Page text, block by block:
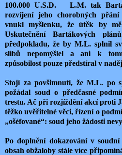
100.000 U.S.D. L.M. tak
rozvíjení jeho chorobných
vnukl myšlenku, že útěk by
Uskutečnění Bartákových
předpokladu, že by M.L. splnil
slibů nepomýšlel a ani k
způsobilost pouze předstíral v
Stojí za povšimnutí, že M.L. po
požádal soud o předčasné
trestu. Ač při rozjíždění akcí proti
těžko uvěřitelné věci, řízení o
„ošéfované“: soud jeho žádosti
Po doplnění dokazování v
obsah obžaloby stále více